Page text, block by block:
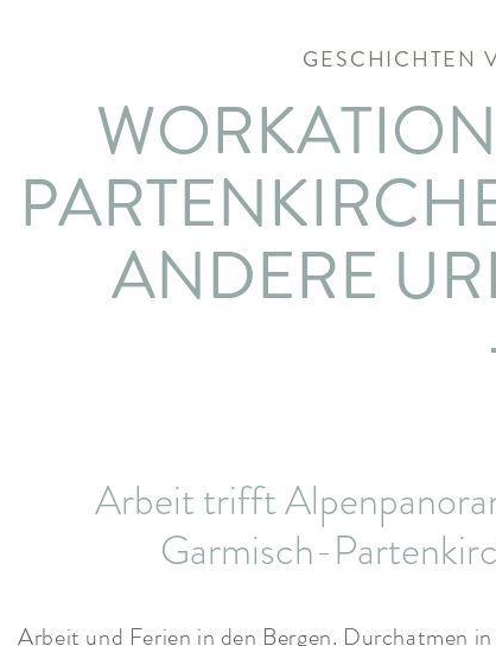
GESCHICHTEN
ANDERE
Arbeit trifft
Garmisch-
Arbeit und Ferien in den Bergen. Durchatmen